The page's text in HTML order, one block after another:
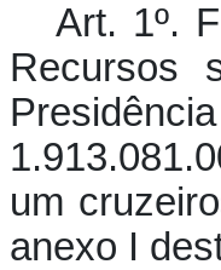
Art. 1º.
Recursos
um
anexo I